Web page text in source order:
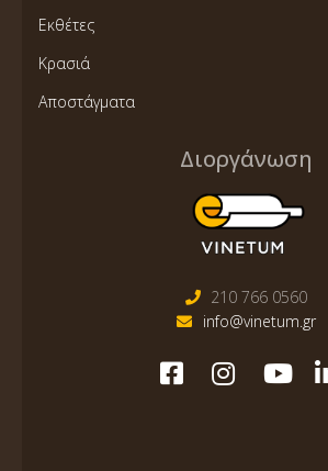
Εκθέτες
Κρασιά
Αποστάγματα
Διοργάνωση
210 766 0560
info@vinetum.gr